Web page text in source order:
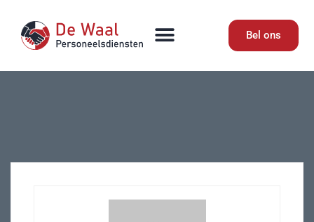
Bel ons